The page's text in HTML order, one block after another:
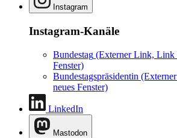
Instagram
Instagram-Kanäle
Bundestag (Externer Link, Link
Fenster)
Bundestagspräsidentin
neues Fenster)
LinkedIn
Mastodon